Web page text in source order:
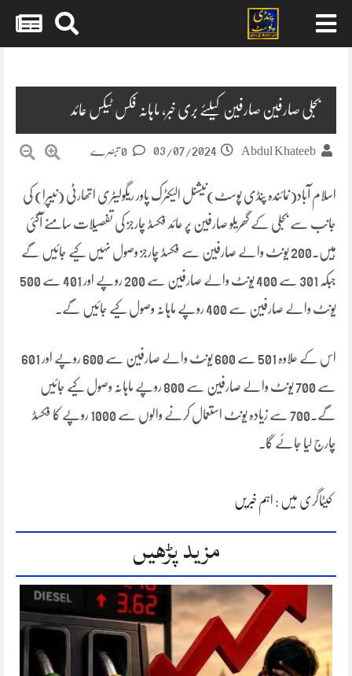
بجلی صارفین صارفین کیلئے بری خبر، ماہانہ فکس ٹیکس عائد
Abdul Khateeb
03/07/2024
اسلام آباد(نمائندہ پنڈی پوسٹ)نیشنل الیکٹرک پاور ریگولیٹری اتھارٹی (نیپرا) کی
جانب سے بجلی کے گھریلو صارفین پر عائد فکسڈ چارجز کی تفصیلات سامنے آگئی
ہیں۔200 یونٹ والے صارفین سے فکسڈ چارجز وصول نہیں کیے جائیں گے
جبکہ 301 سے 400 یونٹ والے صارفین سے 200 روپے اور 401 سے 500
یونٹ والے صارفین سے 400 روپے ماہانہ وصول کیے جائیں گے۔
اس کے علاوہ 501 سے 600 یونٹ والے صارفین سے 600 روپے اور 601
سے 700 یونٹ والے صارفین سے 800 روپے ماہانہ وصول کیے جائیں
گے۔700 سے زیادہ یونٹ استعمال کرنے والوں سے 1000 روپے کا فکسڈ
چارج لیا جائے گا۔
کیٹاگری میں : اہم خبریں
مزید پڑھیں